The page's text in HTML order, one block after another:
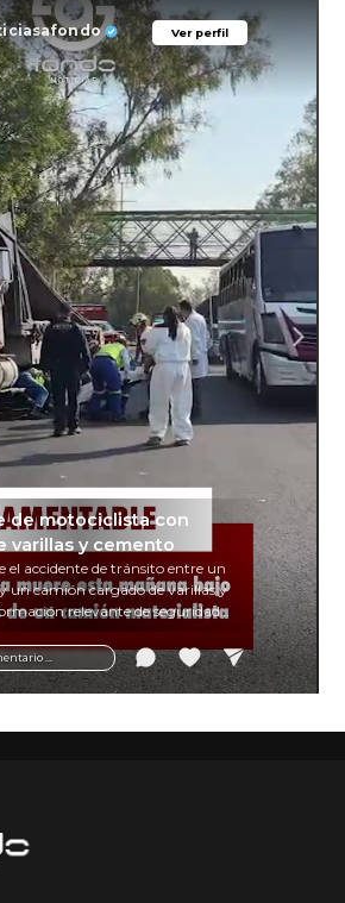
Ver perfil
Ver perfil
...
de motociclista con
varillas y cemento
el accidente de tránsito entre un
un camión cargado de varillas y
relevante de seguridad
para motociclistas.